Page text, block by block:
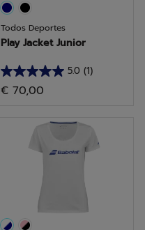
Todos Deportes
Play Jacket Junior
5.0 (1)
5.0
de
estrellas.
€ 70,00